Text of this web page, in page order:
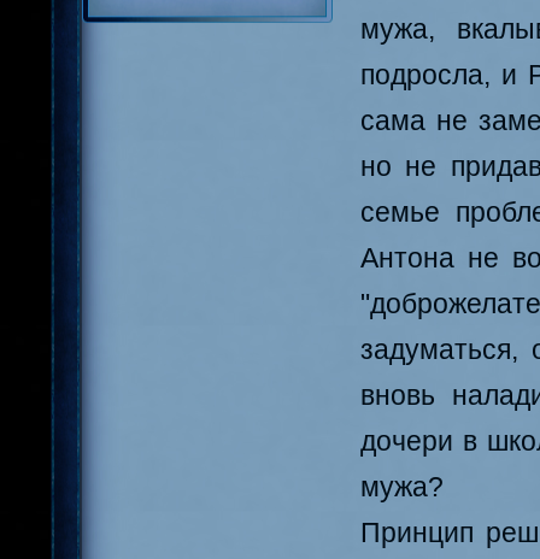
мужа,
подросла, и
сама не
но не
семье
Антона не
задуматься,
вновь
дочери в
мужа?
Принцип